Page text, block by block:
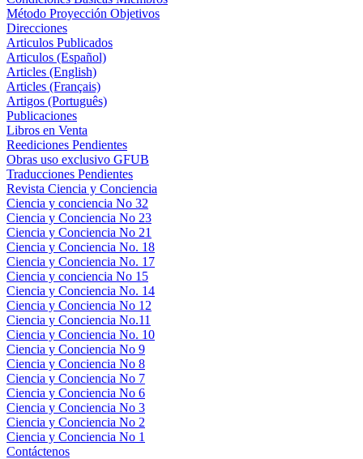
Método Proyección Objetivos
Direcciones
Articulos Publicados
Articulos (Español)
Articles (English)
Articles (Français)
Artigos (Português)
Publicaciones
Libros en Venta
Reediciones Pendientes
Obras uso exclusivo GFUB
Traducciones Pendientes
Revista Ciencia y Conciencia
Ciencia y conciencia No 32
Ciencia y Conciencia No 23
Ciencia y Conciencia No 21
Ciencia y Conciencia No. 18
Ciencia y Conciencia No. 17
Ciencia y conciencia No 15
Ciencia y Conciencia No. 14
Ciencia y Conciencia No 12
Ciencia y Conciencia No.11
Ciencia y Conciencia No. 10
Ciencia y Conciencia No 9
Ciencia y Conciencia No 8
Ciencia y Conciencia No 7
Ciencia y Conciencia No 6
Ciencia y Conciencia No 3
Ciencia y Conciencia No 2
Ciencia y Conciencia No 1
Contáctenos